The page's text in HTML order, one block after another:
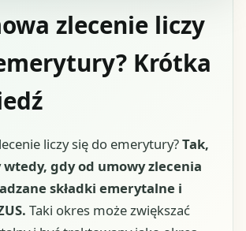
zlecenie liczy
Krótka
liczy się do emerytury?Tak,
wtedy, gdy od umowy zlecenia
składki emerytalne i
Taki okres może zwiększać